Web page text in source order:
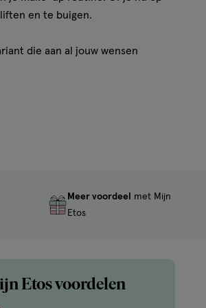
en te buigen.
die aan al jouw wensen
Meer voordeel
met Mijn
Etos
Etos voordelen